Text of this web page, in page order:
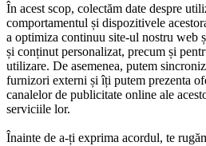
În acest scop, colectăm date despre
comportamentul și dispozitivele
a optimiza continuu site-ul nostru web
și conținut personalizat, precum și
utilizare. De asemenea, putem
furnizori externi și îți putem prezenta
canalelor de publicitate online ale
serviciile lor.
Înainte de a-ți exprima acordul, te